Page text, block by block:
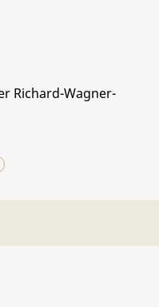
Richard-Wagner-